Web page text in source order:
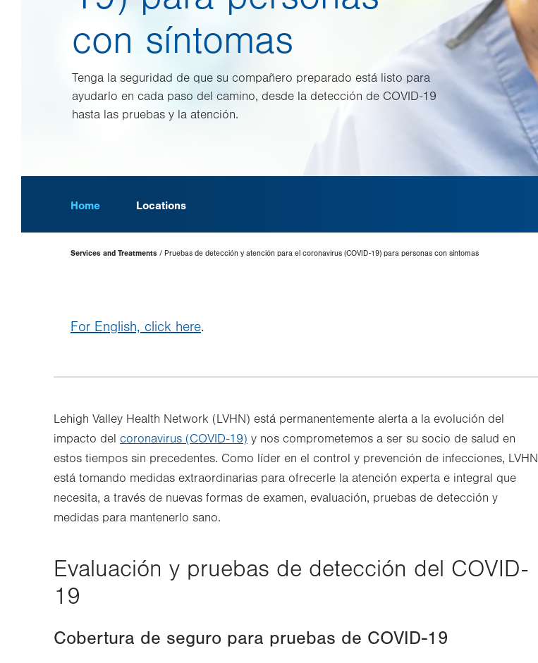
con síntomas
Tenga la seguridad de que su compañero preparado está listo para
ayudarlo en cada paso del camino, desde la detección de COVID-19
hasta las pruebas y la atención.
Home Locations
Page
Hierarchy
Services and Treatments Pruebas de detección y atención para el coronavirus (COVID-19) para personas con síntomas
For English, click here.
Lehigh Valley Health Network (LVHN) está permanentemente alerta a la evolución del
impacto del coronavirus (COVID-19) y nos comprometemos a ser su socio de salud en
estos tiempos sin precedentes. Como líder en el control y prevención de infecciones, LVHN
está tomando medidas extraordinarias para ofrecerle la atención experta e integral que
necesita, a través de nuevas formas de examen, evaluación, pruebas de detección y
medidas para mantenerlo sano.
Evaluación y pruebas de detección del COVID-
19
Cobertura de seguro para pruebas de COVID-19